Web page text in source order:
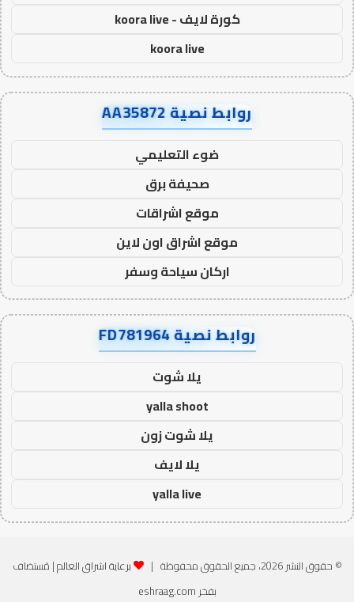
كورة لايف - koora live
koora live
روابط نصية AA35872
ضوء التعليمي
صحيفة برق
موقع اشراقات
موقع اشراق اون لاين
اركان سياحة وسفر
روابط نصية FD781964
يلا شوت
yalla shoot
يلا شوت زون
يلا لايف
yalla live
© حقوق النشر 2026، جميع الحقوق محفوظة | برعاية اشراق العالم| مُستضاف
بفخر eshraag.com